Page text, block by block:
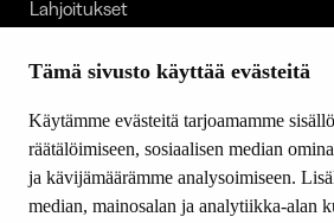
Tämä sivusto käyttää evästeitä
Käytämme evästeitä tarjoamamme
räätälöimiseen, sosiaalisen median
ja kävijämäärämme analysoimiseen.
median, mainosalan ja analytiikka-alan
Lahjoitukset
Ajankohtaista
Yhteystiedot
SEURAA MEITÄ